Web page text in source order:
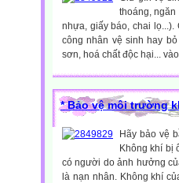
thoáng, ngăn
nhựa, giấy báo, chai
công nhân vệ sinh hay
sơn, hoá chất độc hại...
* Bảo vệ môi trường
Hãy bảo vệ
Không khí bị
có người do ảnh hưởng
là nạn nhân. Không khí